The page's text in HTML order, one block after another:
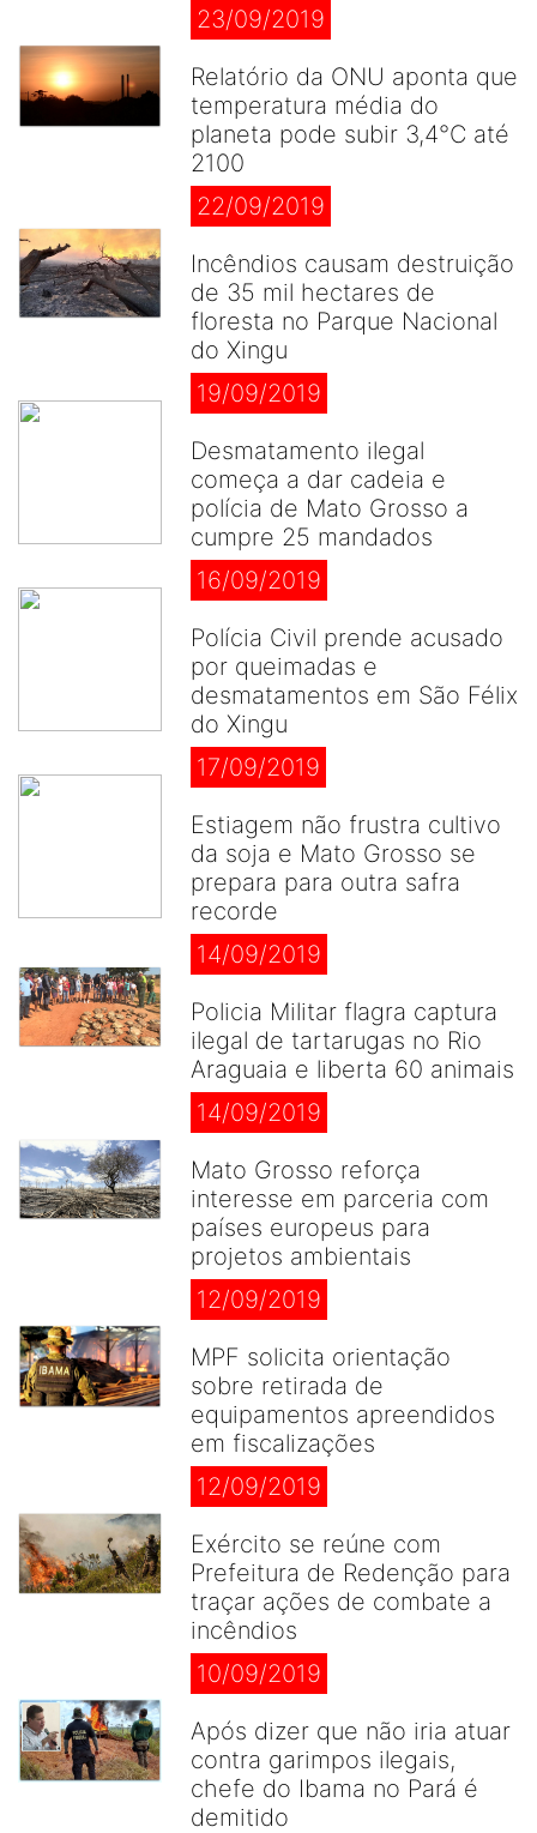
23/09/2019
Relatório da ONU aponta que
temperatura média do
planeta pode subir 3,4°C até
2100
22/09/2019
Incêndios causam destruição
de 35 mil hectares de
floresta no Parque Nacional
do Xingu
19/09/2019
Desmatamento ilegal
começa a dar cadeia e
polícia de Mato Grosso a
cumpre 25 mandados
16/09/2019
Polícia Civil prende acusado
por queimadas e
desmatamentos em São Félix
do Xingu
17/09/2019
Estiagem não frustra cultivo
da soja e Mato Grosso se
prepara para outra safra
recorde
14/09/2019
Policia Militar flagra captura
ilegal de tartarugas no Rio
Araguaia e liberta 60 animais
14/09/2019
Mato Grosso reforça
interesse em parceria com
países europeus para
projetos ambientais
12/09/2019
MPF solicita orientação
sobre retirada de
equipamentos apreendidos
em fiscalizações
12/09/2019
Exército se reúne com
Prefeitura de Redenção para
traçar ações de combate a
incêndios
10/09/2019
Após dizer que não iria atuar
contra garimpos ilegais,
chefe do Ibama no Pará é
demitido